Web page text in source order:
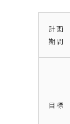
計画
期間
目標